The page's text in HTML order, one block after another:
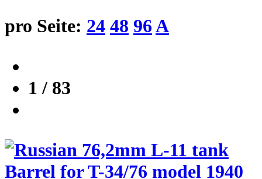
pro Seite: 24 48 96A
1 / 83